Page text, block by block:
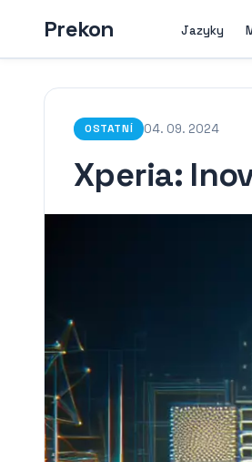
Prekon Jazyky
OSTATNÍ 04. 09. 2024
Xperia: